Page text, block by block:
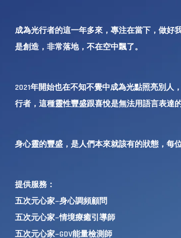
成為光行者的這一年多來，專注在當下，做好
是創造，非常落地，不在空中飄了。
2021年開始也在不知不覺中成為光點照亮別
行者，這種靈性豐盛跟喜悅是無法用語言表達的
身心靈的豐盛，是人們本來就該有的狀態，每
提供服務：
五次元心家~身心調頻顧問
五次元心家~情境療癒引導師
五次元心家~GDV能量檢測師